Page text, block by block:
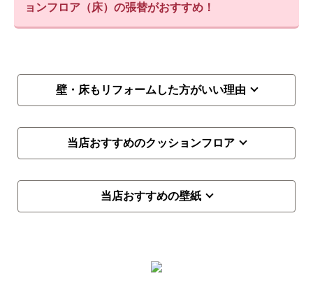
ョンフロア（床）の張替がおすすめ！
壁・床もリフォームした方がいい理由
当店おすすめのクッションフロア
当店おすすめの壁紙